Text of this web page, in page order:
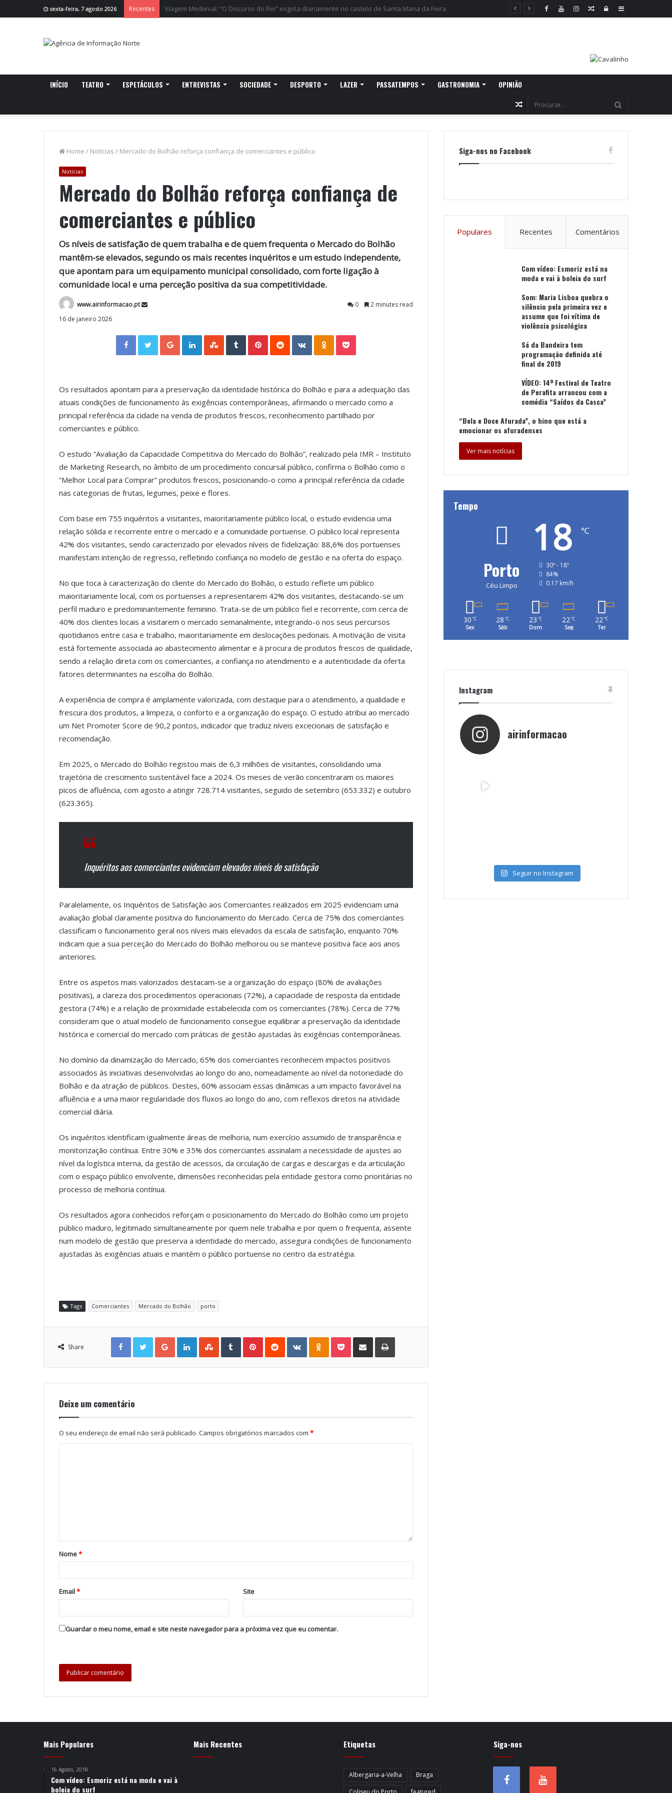
sexta-feira, 7 agosto 2026 Recentes Cruzeiro da Ria regressa a Ovar com experiências náuticas e observação de aves Sidebar
Log
Random
INÍCIO TEATRO ESPETÁCULOS ENTREVISTAS SOCIEDADE DESPORTO LAZER PASSATEMPOS GASTRONOMIA OPINIÃO
Random
Home / Notícias / Mercado do Bolhão reforça confiança de comerciantes e público
Notícias
Mercado do Bolhão reforça confiança de
comerciantes e público
Os níveis de satisfação de quem trabalha e de quem frequenta o Mercado do Bolhão
mantêm-se elevados, segundo os mais recentes inquéritos e um estudo independente,
que apontam para um equipamento municipal consolidado, com forte ligação à
comunidade local e uma perceção positiva da sua competitividade.
www.airinformacao.pt 0
2 minutes read
16 de janeiro 2026
Facebook Twitter Google+ LinkedIn StumbleUpon Tumblr VKontakte
Os resultados apontam para a preservação da identidade histórica do Bolhão e para a adequação das
atuais condições de funcionamento às exigências contemporâneas, afirmando o mercado como a
principal referência da cidade na venda de produtos frescos, reconhecimento partilhado por
comerciantes e público.
O estudo “Avaliação da Capacidade Competitiva do Mercado do Bolhão”, realizado pela IMR – Instituto
de Marketing Research, no âmbito de um procedimento concursal público, confirma o Bolhão como o
“Melhor Local para Comprar” produtos frescos, posicionando-o como a principal referência da cidade
nas categorias de frutas, legumes, peixe e flores.
Com base em 755 inquéritos a visitantes, maioritariamente público local, o estudo evidencia uma
relação sólida e recorrente entre o mercado e a comunidade portuense. O público local representa
42% dos visitantes, sendo caracterizado por elevados níveis de fidelização: 88,6% dos portuenses
manifestam intenção de regresso, refletindo confiança no modelo de gestão e na oferta do espaço.
No que toca à caracterização do cliente do Mercado do Bolhão, o estudo reflete um público
maioritariamente local, com os portuenses a representarem 42% dos visitantes, destacando-se um
perfil maduro e predominantemente feminino. Trata-se de um público fiel e recorrente, com cerca de
40% dos clientes locais a visitarem o mercado semanalmente, integrando-o nos seus percursos
quotidianos entre casa e trabalho, maioritariamente em deslocações pedonais. A motivação de visita
está fortemente associada ao abastecimento alimentar e à procura de produtos frescos de qualidade,
sendo a relação direta com os comerciantes, a confiança no atendimento e a autenticidade da oferta
fatores determinantes na escolha do Bolhão.
A experiência de compra é amplamente valorizada, com destaque para o atendimento, a qualidade e
frescura dos produtos, a limpeza, o conforto e a organização do espaço. O estudo atribui ao mercado
um Net Promoter Score de 90,2 pontos, indicador que traduz níveis excecionais de satisfação e
recomendação.
Em 2025, o Mercado do Bolhão registou mais de 6,3 milhões de visitantes, consolidando uma
trajetória de crescimento sustentável face a 2024. Os meses de verão concentraram os maiores
picos de afluência, com agosto a atingir 728.714 visitantes, seguido de setembro (653.332) e outubro
(623.365).
Inquéritos aos comerciantes evidenciam elevados níveis de satisfação
Paralelamente, os Inquéritos de Satisfação aos Comerciantes realizados em 2025 evidenciam uma
avaliação global claramente positiva do funcionamento do Mercado. Cerca de 75% dos comerciantes
classificam o funcionamento geral nos níveis mais elevados da escala de satisfação, enquanto 70%
indicam que a sua perceção do Mercado do Bolhão melhorou ou se manteve positiva face aos anos
anteriores.
Entre os aspetos mais valorizados destacam-se a organização do espaço (80% de avaliações
positivas), a clareza dos procedimentos operacionais (72%), a capacidade de resposta da entidade
gestora (74%) e a relação de proximidade estabelecida com os comerciantes (78%). Cerca de 77%
consideram que o atual modelo de funcionamento consegue equilibrar a preservação da identidade
histórica e comercial do mercado com práticas de gestão ajustadas às exigências contemporâneas.
No domínio da dinamização do Mercado, 65% dos comerciantes reconhecem impactos positivos
associados às iniciativas desenvolvidas ao longo do ano, nomeadamente ao nível da notoriedade do
Bolhão e da atração de públicos. Destes, 60% associam essas dinâmicas a um impacto favorável na
afluência e a uma maior regularidade dos fluxos ao longo do ano, com reflexos diretos na atividade
comercial diária.
Os inquéritos identificam igualmente áreas de melhoria, num exercício assumido de transparência e
monitorização contínua. Entre 30% e 35% dos comerciantes assinalam a necessidade de ajustes ao
nível da logística interna, da gestão de acessos, da circulação de cargas e descargas e da articulação
com o espaço público envolvente, dimensões reconhecidas pela entidade gestora como prioritárias no
processo de melhoria contínua.
Os resultados agora conhecidos reforçam o posicionamento do Mercado do Bolhão como um projeto
público maduro, legitimado simultaneamente por quem nele trabalha e por quem o frequenta, assente
num modelo de gestão que preserva a identidade do mercado, assegura condições de funcionamento
ajustadas às exigências atuais e mantém o público portuense no centro da estratégia.
Tags Comerciantes Mercado do Bolhão porto
Share
Facebook Twitter Google+ LinkedIn StumbleUpon Tumblr Pinterest Reddit VKontakte Odnoklassniki Pocket Share via Email Print
Deixe um comentário
O seu endereço de email não será publicado. Campos obrigatórios marcados com *
Nome*
Email* Site
Guardar o meu nome, email e site neste navegador para a próxima vez que eu comentar.
Siga-nos no Facebook
Populares Recentes Comentários
Com vídeo: Esmoriz está na
moda e vai à boleia do surf
Som: Maria Lisboa quebra o
silêncio pela primeira vez e
assume que foi vítima de
violência psicológica
Sá da Bandeira tem
programação definida até
final de 2019
VÍDEO: 14º Festival de Teatro
de Perafita arrancou com a
comédia “Saídos da Casca”
“Bela e Doce Afurada”, o hino que está a
emocionar os afuradenses
Ver mais notícias
Tempo
Porto
Céu Limpo
18 ℃
30º - 18º
84%
0.17 km/h
30 ℃
Sex
28 ℃
Sáb
23 ℃
Dom
22℃
Seg
22℃
Ter
Instagram
airinformacao
Seguir no Instagram
Mais Populares
16 Agosto, 2018
Com vídeo: Esmoriz está na moda e vai à
boleia do surf
Mais Recentes Etiquetas
Albergaria-a-Velha
Braga
Siga-nos